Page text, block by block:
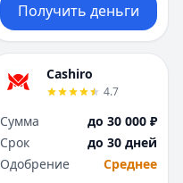
Получить деньги
Cashiro
4.7
Сумма
до 30 000 ₽
Срок
до 30 дней
Одобрение
Среднее